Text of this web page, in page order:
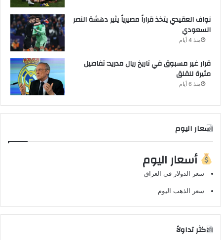
نواف العقيدي يتخذ قراراً مصيرياً يثير دهشة النصر
السعودي
منذ 4 أيام
قرار غير مسبوق في تاريخ ريال مدريد: تفاصيل
مثيرة للقلق
منذ 6 أيام
اسعار اليوم
أسعار اليوم
سعر الدولار في العراق
سعر الذهب اليوم
الاكثر تداولاً